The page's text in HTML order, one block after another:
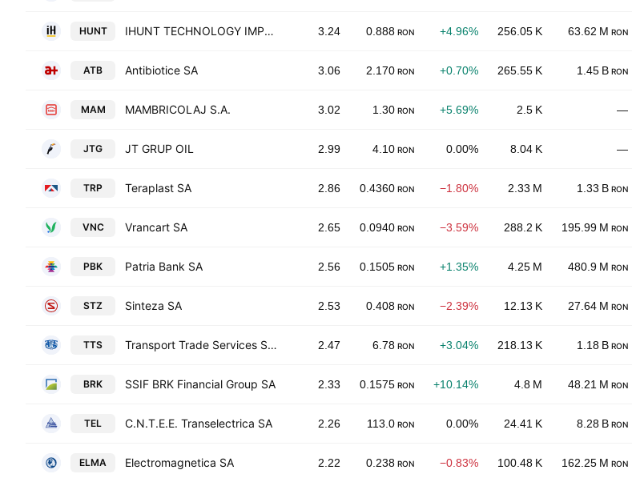
HUNT IHUNT TECHNOLOGY IMPORT-EXPORT S.A. 3.24 0.888 RON +4.96% 256.05 K 63.62 M RON
ATB Antibiotice SA 3.06 2.170 RON +0.70% 265.55 K 1.45 B RON
MAM MAMBRICOLAJ S.A. 3.02 1.30 RON +5.69% 2.5 K —
JTG JT GRUP OIL 2.99 4.10 RON 0.00% 8.04 K —
TRP Teraplast SA 2.86 0.4360 RON −1.80% 2.33 M 1.33 B RON
VNC Vrancart SA 2.65 0.0940 RON −3.59% 288.2 K 195.99 M RON
PBK Patria Bank SA 2.56 0.1505 RON +1.35% 4.25 M 480.9 M RON
STZ Sinteza SA 2.53 0.408 RON −2.39% 12.13 K 27.64 M RON
TTS Transport Trade Services S.A. 2.47 6.78 RON +3.04% 218.13 K 1.18 B RON
BRK SSIF BRK Financial Group SA 2.33 0.1575 RON +10.14% 4.8 M 48.21 M RON
TEL C.N.T.E.E. Transelectrica SA 2.26 113.0 RON 0.00% 24.41 K 8.28 B RON
ELMA Electromagnetica SA 2.22 0.238 RON −0.83% 100.48 K 162.25 M RON